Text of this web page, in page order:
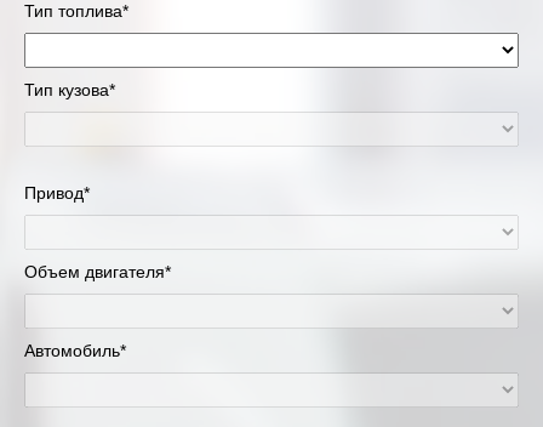
Тип топлива*
Тип кузова*
Привод*
Объем двигателя*
Автомобиль*